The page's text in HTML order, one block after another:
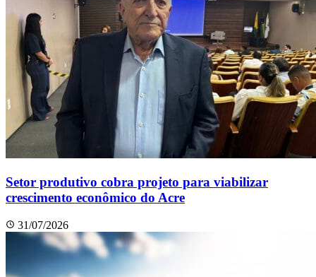
Setor produtivo cobra projeto para viabilizar
crescimento econômico do Acre
31/07/2026